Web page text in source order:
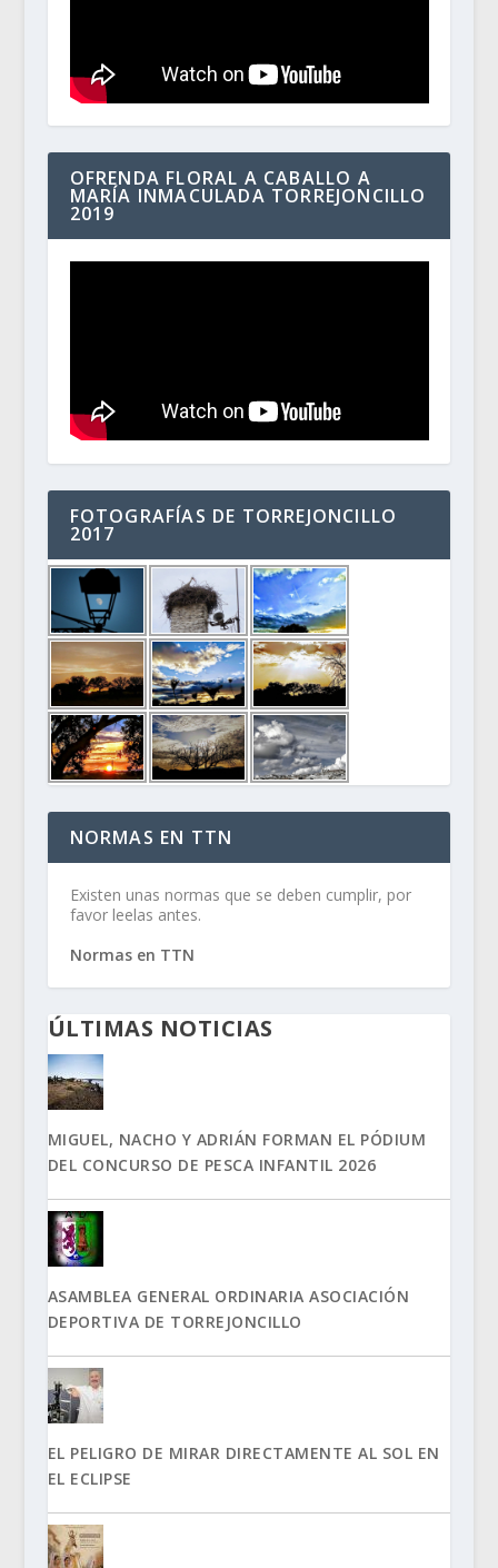
OFRENDA FLORAL A CABALLO A
MARÍA INMACULADA TORREJONCILLO
2019
FOTOGRAFÍAS DE TORREJONCILLO
2017
NORMAS EN TTN
Existen unas normas que se deben cumplir, por
favor leelas antes.
Normas en TTN
ÚLTIMAS NOTICIAS
MIGUEL, NACHO Y ADRIÁN FORMAN EL PÓDIUM
DEL CONCURSO DE PESCA INFANTIL 2026
ASAMBLEA GENERAL ORDINARIA ASOCIACIÓN
DEPORTIVA DE TORREJONCILLO
EL PELIGRO DE MIRAR DIRECTAMENTE AL SOL EN
EL ECLIPSE